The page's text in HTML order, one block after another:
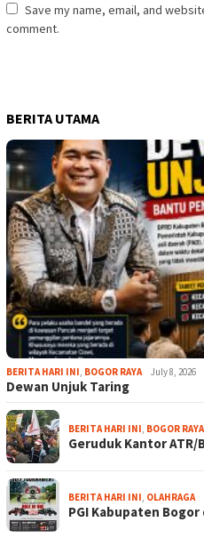
Save my name, email, and
comment.
BERITA UTAMA
BERITA HARI INI BOGOR RAYA July 8, 2026
Dewan Unjuk Taring
BERITA HARI INI BOGOR RAYA
Geruduk Kantor ATR/
BERITA HARI INI OLAHRAGA
PGI Kabupaten